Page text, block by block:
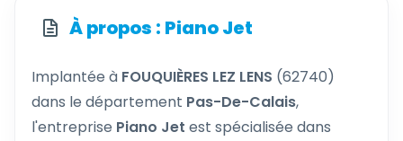
À propos : Piano Jet
Implantée à FOUQUIÈRES LEZ LENS (62740)
dans le département Pas-De-Calais,
l'entreprise Piano Jet est spécialisée dans